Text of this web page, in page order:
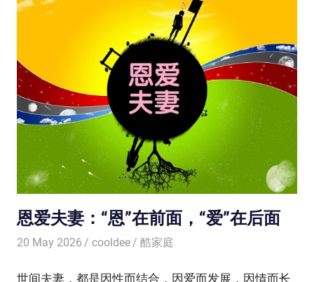
恩爱夫妻：“恩”在前面，“爱”在后面
20 May 2026 cooldee 酷家庭
世间夫妻，都是因性而结合，因爱而发展，因情而长